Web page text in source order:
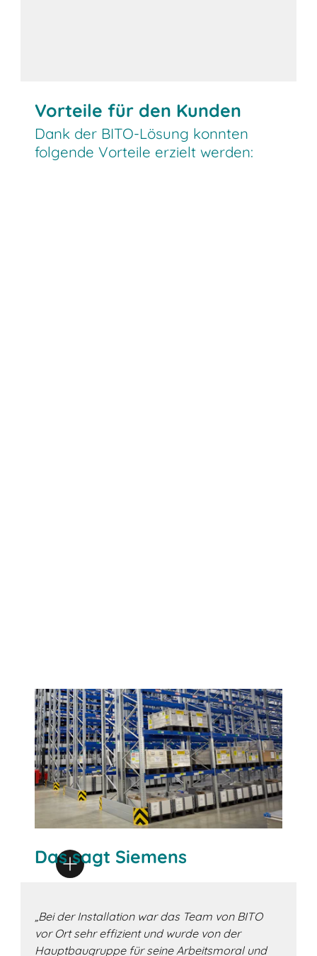
Vorteile für den Kunden
Dank der BITO-Lösung konnten
folgende Vorteile erzielt werden:
Das sagt Siemens
„Bei der Installation war das Team von BITO
vor Ort sehr effizient und wurde von der
Hauptbaugruppe für seine Arbeitsmoral und